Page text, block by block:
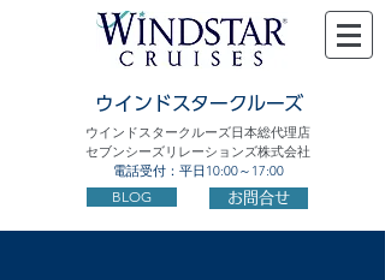
ウインドスタークルーズ
ウインドスタークルーズ日本総代理店
セブンシーズリレーションズ株式会社
電話受付：平日10:00～17:00
BLOG お問合せ